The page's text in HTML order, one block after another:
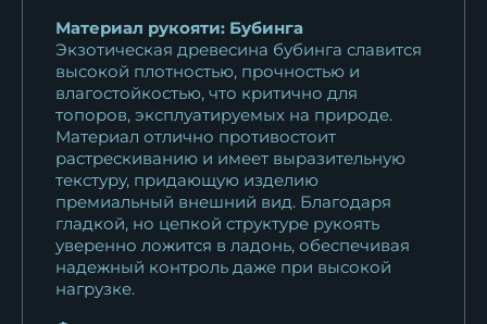
Материал рукояти: Бубинга
Экзотическая древесина бубинга славится
высокой плотностью, прочностью и
влагостойкостью, что критично для
топоров, эксплуатируемых на природе.
Материал отлично противостоит
растрескиванию и имеет выразительную
текстуру, придающую изделию
премиальный внешний вид. Благодаря
гладкой, но цепкой структуре рукоять
уверенно ложится в ладонь, обеспечивая
надежный контроль даже при высокой
нагрузке.